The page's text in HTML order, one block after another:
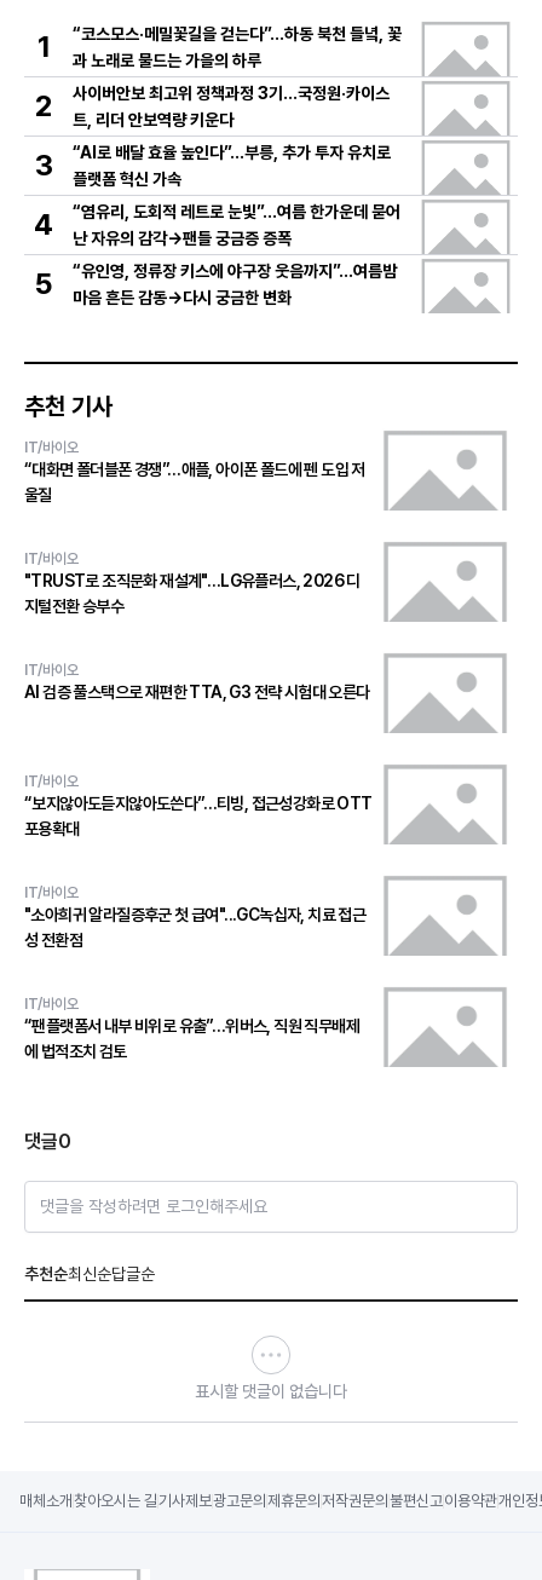
1
“코스모스·메밀꽃길을 걷는다”…하동 북천 들녘, 꽃
과 노래로 물드는 가을의 하루
2
사이버안보 최고위 정책과정 3기…국정원·카이스
트, 리더 안보역량 키운다
3
“AI로 배달 효율 높인다”…부릉, 추가 투자 유치로
플랫폼 혁신 가속
4
“염유리, 도회적 레트로 눈빛”…여름 한가운데 묻어
난 자유의 감각→팬들 궁금증 증폭
5
“유인영, 정류장 키스에 야구장 웃음까지”…여름밤
마음 흔든 감동→다시 궁금한 변화
추천 기사
IT/바이오
“대화면 폴더블폰 경쟁”…애플, 아이폰 폴드에 펜 도입 저
울질
IT/바이오
"TRUST로 조직문화 재설계"…LG유플러스, 2026 디
지털전환 승부수
IT/바이오
AI 검증 풀스택으로 재편한 TTA, G3 전략 시험대 오른다
IT/바이오
“보지않아도듣지않아도쓴다”…티빙, 접근성강화로 OTT
포용확대
IT/바이오
"소아희귀 알라질증후군 첫 급여"...GC녹십자, 치료 접근
성 전환점
IT/바이오
“팬플랫폼서 내부 비위로 유출”…위버스, 직원 직무배제
에 법적조치 검토
댓글0
댓글을 작성하려면 로그인해주세요
추천순최신순답글순
표시할 댓글이 없습니다
매체소개 찾아오시는 길기사제보광고문의 제휴문의 저작권문의 불편신고이용약관개인정